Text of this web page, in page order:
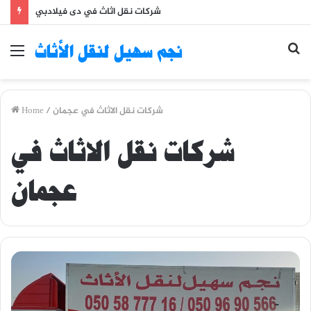
شركات نقل اثاث في دى فيلادبي
Menu
نجم سهيل لنقل الأثاث
Home /شركات نقل الاثاث في عجمان
شركات نقل الاثاث في
عجمان